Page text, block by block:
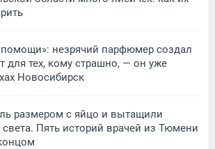
помощи»: незрячий парфюмер создал
для тех, кому страшно, — он уже
Новосибирск
размером с яйцо и вытащили
Пять историй врачей из Тюмени